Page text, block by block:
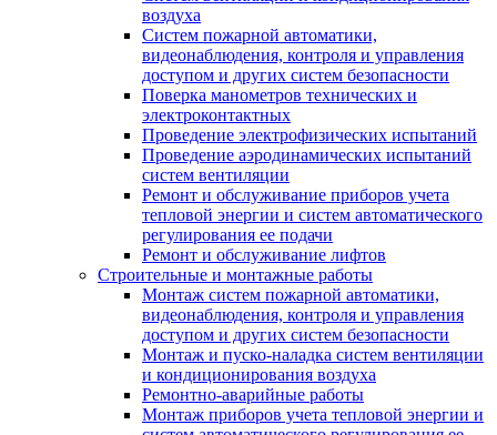
воздуха
Систем пожарной автоматики,
видеонаблюдения, контроля и управления
доступом и других систем безопасности
Поверка манометров технических и
электроконтактных
Проведение электрофизических испытаний
Проведение аэродинамических испытаний
систем вентиляции
Ремонт и обслуживание приборов учета
тепловой энергии и систем автоматического
регулирования ее подачи
Ремонт и обслуживание лифтов
Строительные и монтажные работы
Монтаж систем пожарной автоматики,
видеонаблюдения, контроля и управления
доступом и других систем безопасности
Монтаж и пуско-наладка систем вентиляции
и кондиционирования воздуха
Ремонтно-аварийные работы
Монтаж приборов учета тепловой энергии и